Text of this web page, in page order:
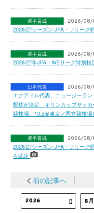
選手育成 2026/08/
2026/27シーズン JFA・Ｊリー
選手育成 2026/08/
2026/27年JFA・WEリーグ特別
日本代表 2026/08/
エクアドル代表、ニュージーラ
配信が決定 キリンカップサッカ
競技場、10.5＠東京／国立競技
選手育成 2026/08/
2026/27シーズン JFA・Ｊリーグ
を認定
前の記事へ